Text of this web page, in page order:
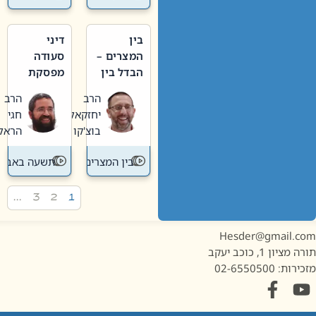
בין
המצרים –
הבדל בין
חדשה
לישנה
הרב
יחזקאל
בוצ'קו
בין המצרים
דיני
סעודה
מפסקת
תשעה
באב
הרב
חגי
הראל
תשעה באב
1, כוכב יעקב
02-6550500